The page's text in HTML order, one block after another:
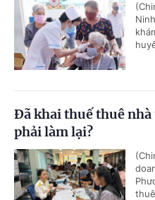
Đã khai thuế thuê
phải làm lại?